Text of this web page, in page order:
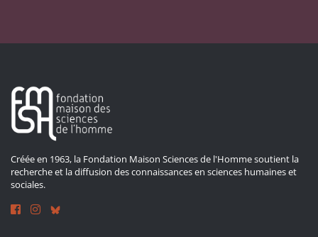
Créée en 1963, la Fondation Maison Sciences de l'Homme soutient la
recherche et la diffusion des connaissances en sciences humaines et
sociales.